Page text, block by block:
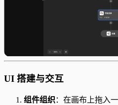
UI 搭建与交互
组件组织 ：在画布上拖入